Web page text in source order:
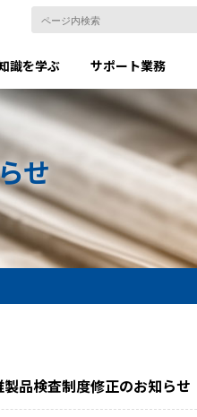
識を学ぶ サポート業務
せ
製品検査制度修正のお知らせ